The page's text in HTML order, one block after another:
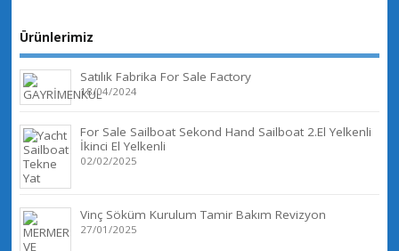
Ürünlerimiz
Satılık Fabrika For Sale Factory
18/04/2024
For Sale Sailboat Sekond Hand Sailboat 2.El Yelkenli
İkinci El Yelkenli
02/02/2025
Vinç Söküm Kurulum Tamir Bakım Revizyon
27/01/2025